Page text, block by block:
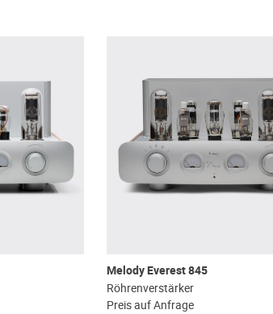
Melody Everest 845
Röhrenverstärker
Preis auf Anfrage